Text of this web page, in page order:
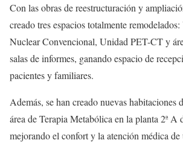
Con las obras de reestructuración y
creado tres espacios totalmente
Nuclear Convencional, Unidad PET-CT y
salas de informes, ganando espacio de
pacientes y familiares.
Además, se han creado nuevas habitaciones
área de Terapia Metabólica en la planta 2ª A
mejorando el confort y la atención médica de